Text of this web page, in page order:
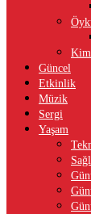
Güncel
Etkinlik
Müzik
Sergi
Yaşam